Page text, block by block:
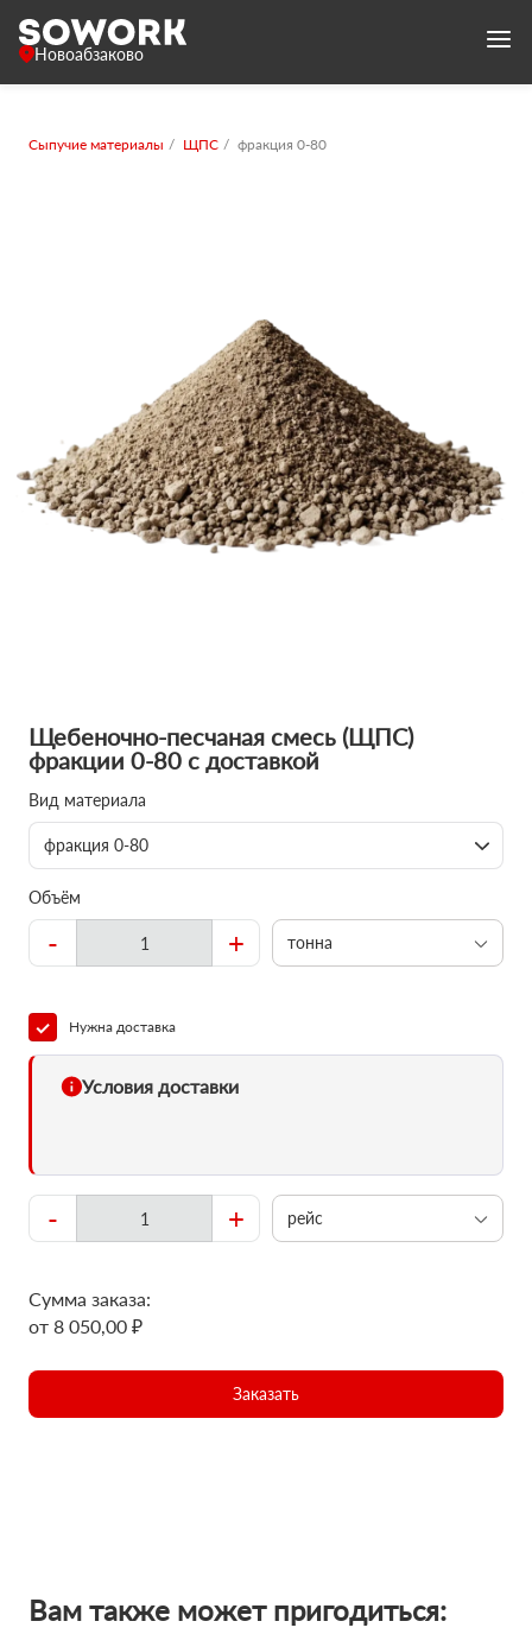
Новоабзаково
Сыпучие материалы ЩПС фракция 0-80
Щебеночно-песчаная смесь (ЩПС)
фракции 0-80 с доставкой
Вид материала
фракция 0-80
Объём
- + тонна
Нужна доставка
Условия доставки
- + рейс
Сумма заказа:
от 8 050,00 ₽
Заказать
Вам также может пригодиться: